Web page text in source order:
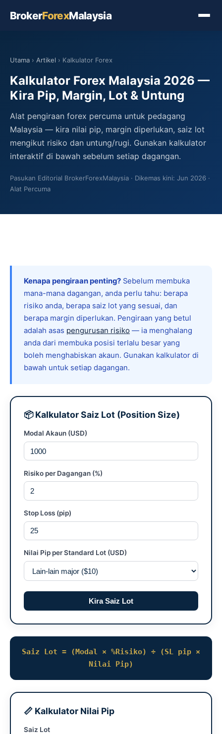
BrokerForexMalaysia
Utama › Artikel › Kalkulator Forex
Kalkulator Forex Malaysia 2026 —
Kira Pip, Margin, Lot & Untung
Alat pengiraan forex percuma untuk pedagang
Malaysia — kira nilai pip, margin diperlukan, saiz lot
mengikut risiko dan untung/rugi. Gunakan kalkulator
interaktif di bawah sebelum setiap dagangan.
Pasukan Editorial BrokerForexMalaysia
Dikemas kini: Jun 2026
Alat Percuma
Kenapa pengiraan penting? Sebelum membuka
mana-mana dagangan, anda perlu tahu: berapa
risiko anda, berapa saiz lot yang sesuai, dan
berapa margin diperlukan. Pengiraan yang betul
adalah asas pengurusan risiko — ia menghalang
anda dari membuka posisi terlalu besar yang
boleh menghabiskan akaun. Gunakan kalkulator di
bawah untuk setiap dagangan.
📦 Kalkulator Saiz Lot (Position Size)
Modal Akaun (USD)
Risiko per Dagangan (%)
Stop Loss (pip)
Nilai Pip per Standard Lot (USD)
Kira Saiz Lot
Saiz Lot = (Modal × %Risiko) ÷ (SL pip ×
Nilai Pip)
📏 Kalkulator Nilai Pip
Saiz Lot